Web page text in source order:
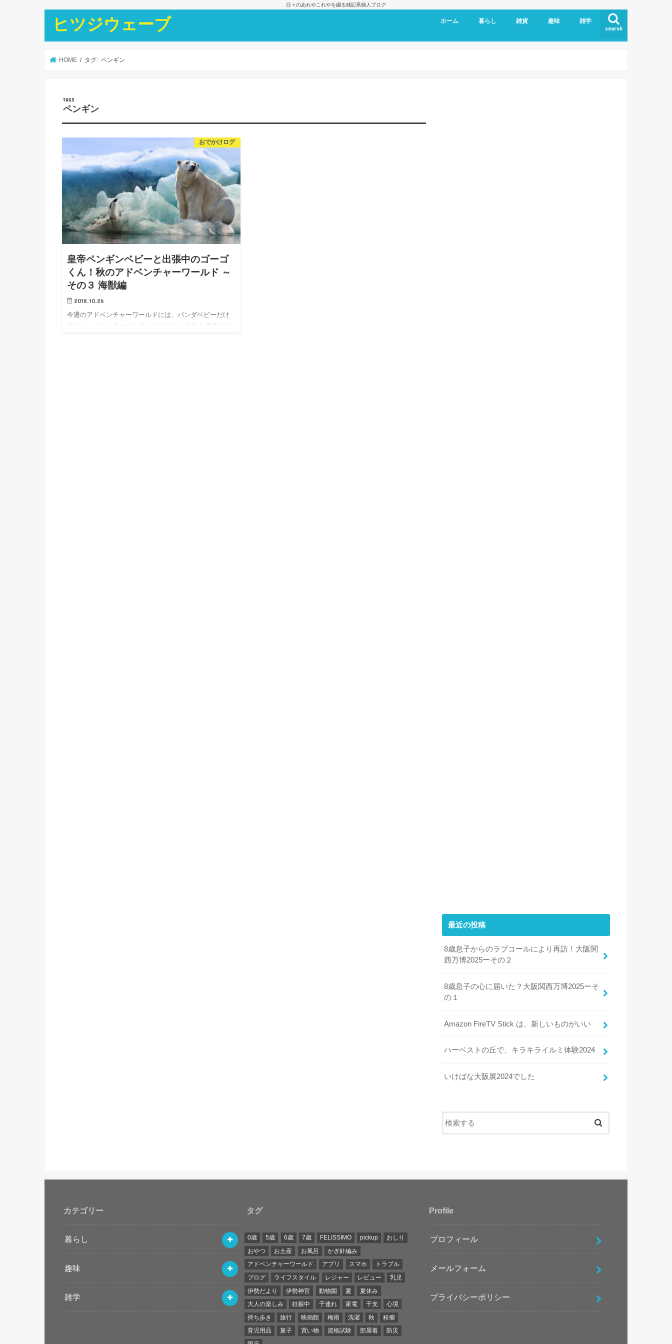
日々のあれやこれやを綴る雑記系個人ブログ
ヒツジウェーブ search
ホーム
プライバシーポリシー
暮らし
こども 妊娠、出産
育児メモ
エッセイ
ヘルスケア 粉瘤
美容
肩こり
ペット、動物
雑貨
家具/家電
手作り雑貨
日用雑貨
食品
趣味
おでかけログ
伊勢だより
映画/ドラマ
雑学
Blog/WordPress
PC、IT業務
アプリ/webサービス
英語
HOME タグ : ペンギン
ペンギン
おでかけログ
皇帝ペンギンベビーと出張中のゴーゴ
くん！秋のアドベンチャーワールド ～
その３ 海獣編
2018.10.26
今週のアドベンチャーワールドには、パンダベビーだけ
でなく、エンペラーペンギンベビーもいます！ 残念なが
最近の投稿
8歳息子からのラブコールにより再訪！大阪関
西万博2025ーその２
8歳息子の心に届いた？大阪関西万博2025ーそ
の１
Amazon FireTV Stick は、新しいものがいい
ハーベストの丘で、キラキライルミ体験2024
いけばな大阪展2024でした
カテゴリー
暮らし
趣味
雑学
タグ
0歳 5歳 6歳 7歳 FELISSIMO pickup
おしり
おやつ
お土産 お風呂
かぎ針編み
アドベンチャーワールド
アプリ スマホ
トラブル
ブログ
ライフスタイル レジャー レビュー
乳児
伊勢だより
伊勢神宮 動物園 夏
夏休み
大人の楽しみ
妊娠中 子連れ 家電 干支
心境
持ち歩き
旅行 映画館 梅雨 洗濯 秋
粉瘤
育児用品
菓子 買い物 資格試験 部屋着
防災
Profile
プロフィール
メールフォーム
プライバシーポリシー